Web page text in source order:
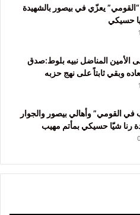
يعزّي في بيصور بالشهيدة
حسيكي
الأمين المناضل نبيه بلوط:صدق
وبقي ثابتاً على نهج حزبه
في القومي” وأهالي بيصور والجوار
رنا شيّا حسيكي بمأتم مهيب